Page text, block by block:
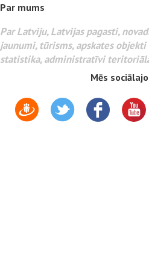
Par mums
Par Latviju, Latvijas pagasti,
jaunumi, tūrisms, apskates
statistika, administratīvi
Mēs